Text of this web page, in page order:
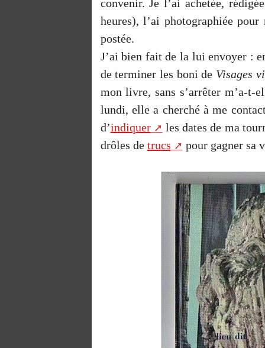
convenir. Je l’ai achetée,
heures), l’ai photographiée
postée.
J’ai bien fait de la lui envoyer :
de terminer les boni de Visages
mon livre, sans s’arrêter m’a-t-
lundi, elle a cherché à me
d’indiquer
les dates de ma
drôles de trucs pour gagner sa